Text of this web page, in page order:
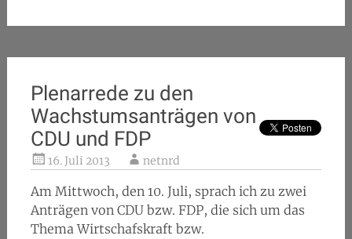
Plenarrede zu den
Wachstumsanträgen von
CDU und FDP
16. Juli 2013 netnrd
Am Mittwoch, den 10. Juli, sprach ich zu zwei
Anträgen von CDU bzw. FDP, die sich um das
Thema Wirtschafskraft bzw.